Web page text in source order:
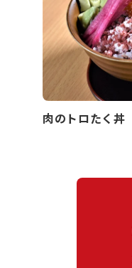
肉のトロたく丼